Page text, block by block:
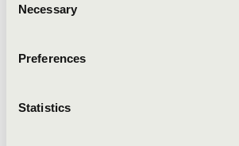
Selection
Necessary
Preferences
Statistics